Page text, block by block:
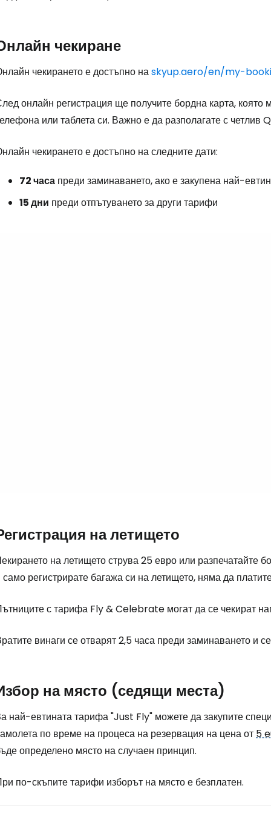
чекиране
чекирането е достъпно наskyup.aero/en/my-
онлайн регистрация ще получите бордна карта, която
или таблета си. Важно е да разполагате с четлив
чекирането е достъпно на следните дати:
72 часа преди заминаването, ако е закупена най-
15 дни преди отпътуването за други тарифи
на летището
на летището струва 25 евро или разпечатайте
само регистрирате багажа си на летището, няма да
с тарифа Fly & Celebrate могат да се чекират
винаги се отварят 2,5 часа преди заминаването и
на място (седящи места)
най-евтината тарифа "Just Fly" можете да закупите
по време на процеса на резервация на цена от5
определено място на случаен принцип.
по-скъпите тарифи изборът на място е безплатен.